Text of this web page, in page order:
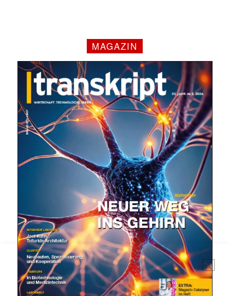
Mit dem |transkript-Newsletter
jede Woche aktuell informiert.
Mail
(erforderlich)
MAGAZIN